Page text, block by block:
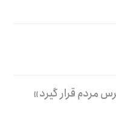
مردم قرار گیرد»